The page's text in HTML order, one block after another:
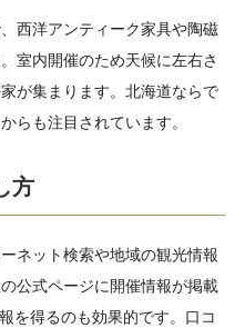
西洋アンティーク家具や陶磁
室内開催のため天候に左右さ
が集まります。北海道ならで
らも注目されています。
方
ネット検索や地域の観光情報
公式ページに開催情報が掲載
を得るのも効果的です。口コ